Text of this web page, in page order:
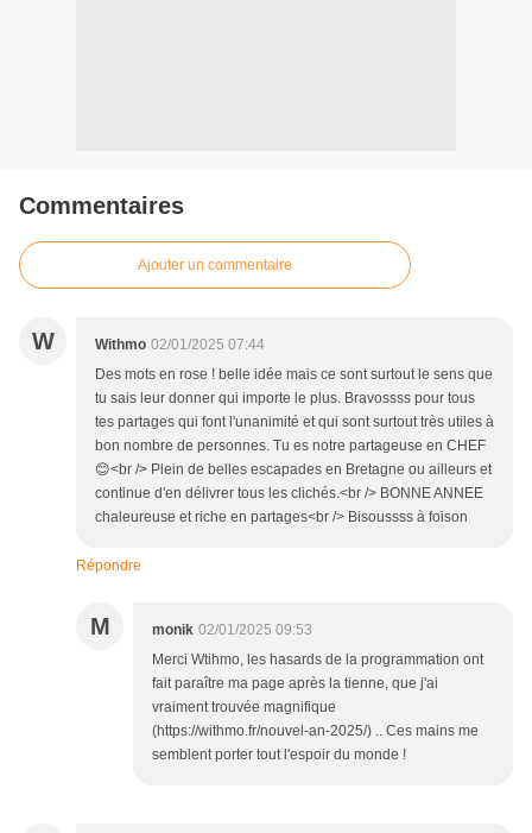
Commentaires
Ajouter un commentaire
W Withmo 02/01/2025 07:44
Des mots en rose ! belle idée mais ce sont surtout le sens que
tu sais leur donner qui importe le plus. Bravossss pour tous
tes partages qui font l'unanimité et qui sont surtout très utiles à
bon nombre de personnes. Tu es notre partageuse en CHEF
😊<br /> Plein de belles escapades en Bretagne ou ailleurs et
continue d'en délivrer tous les clichés.<br /> BONNE ANNEE
chaleureuse et riche en partages<br /> Bisoussss à foison
Répondre
M monik 02/01/2025 09:53
Merci Wtihmo, les hasards de la programmation ont
fait paraître ma page après la tienne, que j'ai
vraiment trouvée magnifique
(https://withmo.fr/nouvel-an-2025/) .. Ces mains me
semblent porter tout l'espoir du monde !